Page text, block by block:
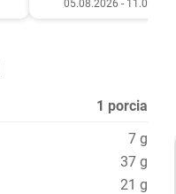
05.08.2026 - 11.08.2026
1 porcia
7 g
37 g
21 g